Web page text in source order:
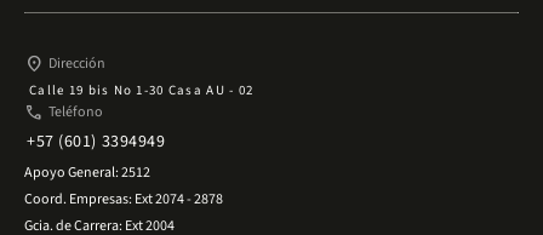
place Dirección
Calle 19 bis No 1-30 Casa AU - 02
phone Teléfono
+57 (601) 3394949
Apoyo General: 2512
Coord. Empresas: Ext 2074 - 2878
Gcia. de Carrera: Ext 2004